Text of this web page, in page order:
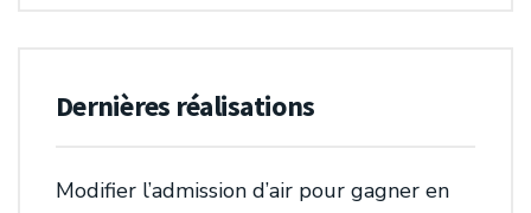
Dernières réalisations
Modifier l’admission d’air pour gagner en